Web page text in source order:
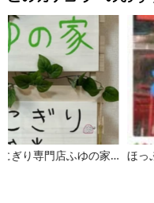
※受付締切 おにぎり専門店ふゆの家【おいでっちゃ商店街】